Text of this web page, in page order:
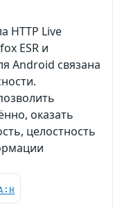
HTTP Live
ESR и
Android связана
оказать
целостность